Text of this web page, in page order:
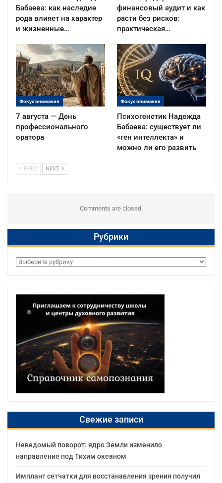
Бабаева: как наследие
рода влияет на характер
и жизненные…
финансовый аудит и как
расти без рисков:
практическая…
Фокус внимания
7 августа — День
профессионального
оратора
Фокус внимания
Психогенетик Надежда
Бабаева: существует ли
«ген интеллекта» и
можно ли его развить
PREV NEXT
Comments are closed.
Рубрики
Рубрики
Свежие записи
Неведомый поворот: ядро Земли изменило
направление под Тихим океаном
Имплант сетчатки для восстанавления зрения получил